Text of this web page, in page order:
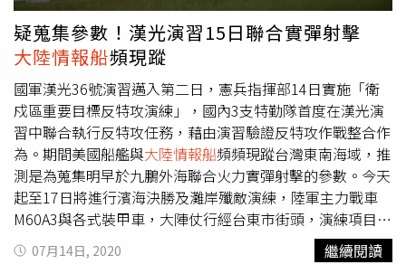
軍方進行「聯合防空作戰訓練」，東部海域有海軍船艦操
演，可能是其中一艘，另據中科院公告，29日至30日會進
行飛彈射擊，軍方研判解放軍情報船應該會繼續停留在花東
外海之間。
疑蒐集參數！漢光演習15日聯合實彈射擊
大陸情報船頻現蹤
國軍漢光36號演習邁入第二日，憲兵指揮部14日實施「衛
戍區重要目標反特攻演練」，國內3支特勤隊首度在漢光演
習中聯合執行反特攻任務，藉由演習驗證反特攻作戰整合作
為。期間美國船艦與大陸情報船頻頻現蹤台灣東南海域，推
測是為蒐集明早於九鵬外海聯合火力實彈射擊的參數。今天
起至17日將進行濱海決勝及灘岸殲敵演練，陸軍主力戰車
M60A3與各式裝甲車，大陣仗行經台東市街頭，演練項目主
要為知本海邊反登陸、空軍志航基地反空降。漢光演習引起
美國和大陸密切關注，軍方於10日、11日發現花蓮海域出
07月14日, 2020 繼續閱讀